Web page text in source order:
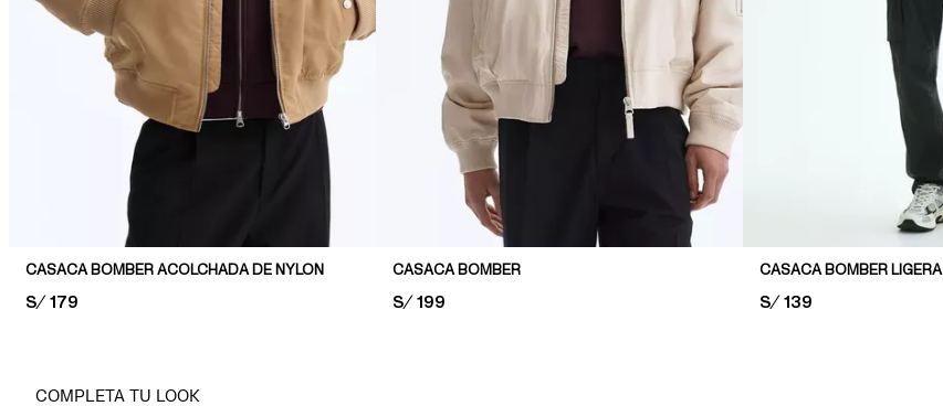
CASACA BOMBER ACOLCHADA DE NYLON
PRICE:
S/ 179
CASACA BOMBER
PRICE:
S/ 199
CASACA BOMBER LIGERA
PRICE:
S/ 139
COMPLETA TU LOOK